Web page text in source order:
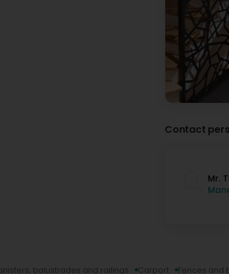
Contact
Mr.
balustrades and railings Carport Fences and